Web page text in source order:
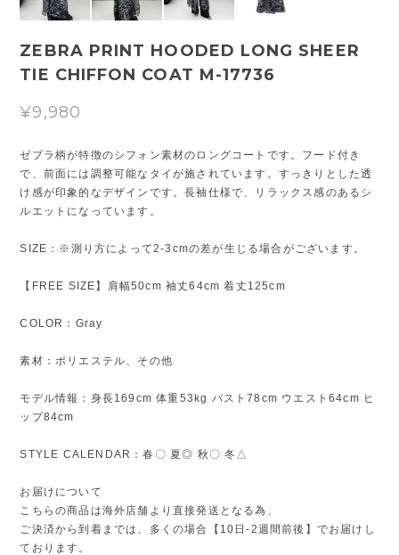
ZEBRA PRINT HOODED LONG SHEER
TIE CHIFFON COAT M-17736
¥9,980
ゼブラ柄が特徴のシフォン素材のロングコートです。フード付き
で、前面には調整可能なタイが施されています。すっきりとした透
け感が印象的なデザインです。長袖仕様で、リラックス感のあるシ
ルエットになっています。
SIZE：※測り方によって2-3cmの差が生じる場合がございます。
【FREE SIZE】肩幅50cm 袖丈64cm 着丈125cm
COLOR：Gray
素材：ポリエステル、その他
モデル情報：身長169cm 体重53kg バスト78cm ウエスト64cm ヒ
ップ84cm
STYLE CALENDAR：春〇 夏◎ 秋〇 冬△
お届けについて
こちらの商品は海外店舗より直接発送となる為、
ご決済から到着までは、多くの場合【10日-2週間前後】でお届けし
ております。